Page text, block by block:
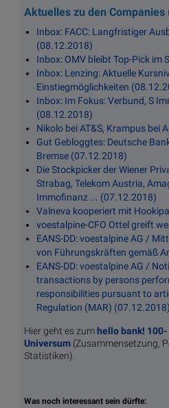
Aktuelles zu den Companies
Inbox: FACC: Langfristiger
(08.12.2018)
Inbox: OMV bleibt Top-Pick im
Inbox: Lenzing: Aktuelle
Einstiegmöglichkeiten
Inbox: Im Fokus: Verbund, S
(08.12.2018)
Nikolo bei AT&S, Krampus bei
Gut Gebloggtes: Deutsche
Bremse (07.12.2018)
Die Stockpicker der Wiener
Strabag, Telekom Austria,
Immofinanz ... (07.12.2018)
Valneva kooperiert mit
voestalpine-CFO Ottel greift
EANS-DD: voestalpine AG /
von Führungskräften gemäß
EANS-DD: voestalpine AG /
transactions by persons
responsibilities pursuant to
Regulation (MAR) (07.12.2018)
Hier geht es zum hello bank! 100-
Universum (Zusammensetzung,
Statistiken).
Was noch interessant sein dürfte: